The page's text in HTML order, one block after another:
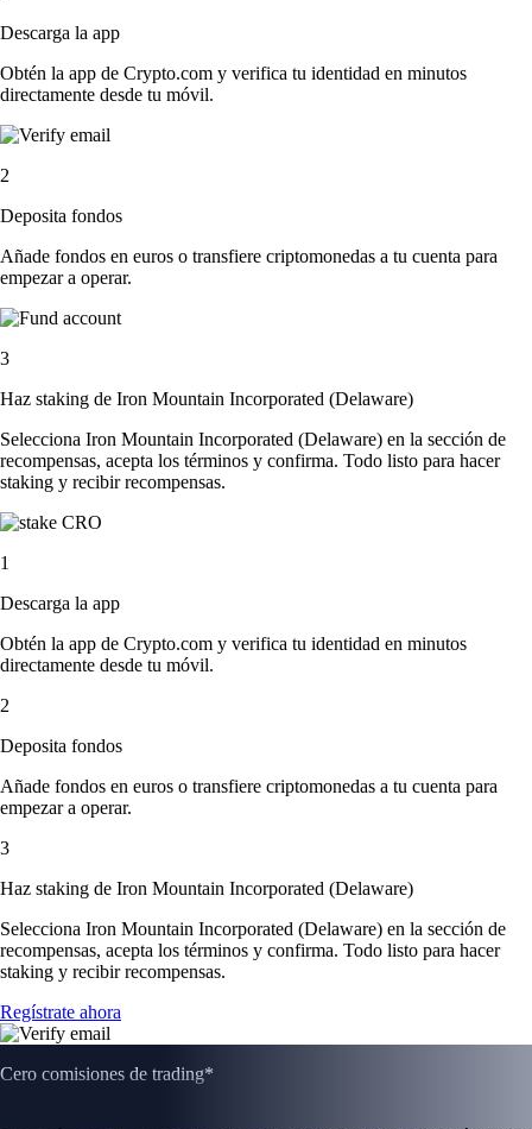
Descarga la app
Obtén la app de Crypto.com y verifica tu identidad en minutos
directamente desde tu móvil.
2
Deposita fondos
Añade fondos en euros o transfiere criptomonedas a tu cuenta para
empezar a operar.
3
Haz staking de Iron Mountain Incorporated (Delaware)
Selecciona Iron Mountain Incorporated (Delaware) en la sección de
recompensas, acepta los términos y confirma. Todo listo para hacer
staking y recibir recompensas.
1
Descarga la app
Obtén la app de Crypto.com y verifica tu identidad en minutos
directamente desde tu móvil.
2
Deposita fondos
Añade fondos en euros o transfiere criptomonedas a tu cuenta para
empezar a operar.
3
Haz staking de Iron Mountain Incorporated (Delaware)
Selecciona Iron Mountain Incorporated (Delaware) en la sección de
recompensas, acepta los términos y confirma. Todo listo para hacer
staking y recibir recompensas.
Regístrate ahora
Cero comisiones de trading*